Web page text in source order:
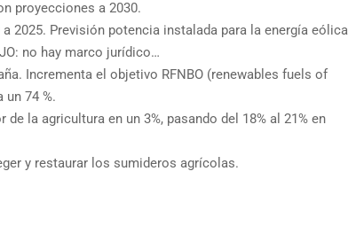
proyecciones a 2030.
2025. Previsión potencia instalada para la energía eólica
no hay marco jurídico…
Incrementa el objetivo RFNBO (renewables fuels of
74 %.
la agricultura en un 3%, pasando del 18% al 21% en
y restaurar los sumideros agrícolas.